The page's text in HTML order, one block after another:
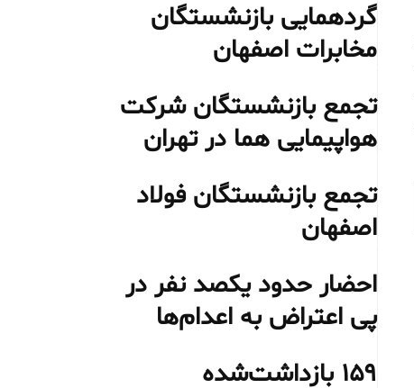
گردهمایی بازنشستگان
مخابرات اصفهان
تجمع بازنشستگان شرکت
هواپیمایی هما در تهران
تجمع بازنشستگان فولاد
اصفهان
احضار حدود یکصد نفر در
پی اعتراض به اعدام‌ها
۱۵۹ بازداشت‌شده